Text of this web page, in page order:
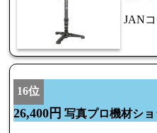
JAN
16位
26,400円 写真プロ機材シ